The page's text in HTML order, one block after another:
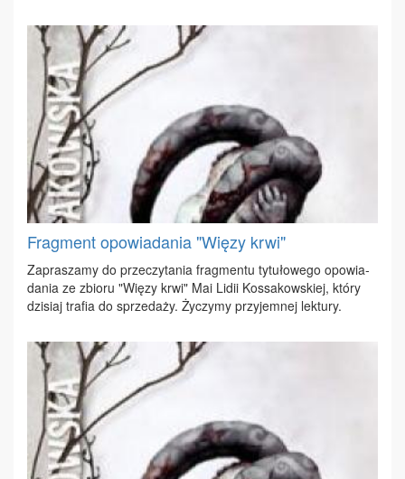
Fragment opowiadania "Więzy krwi"
Za­pra­sza­my do prze­czy­ta­nia frag­men­tu ty­tu­ło­we­go opo­wia­
da­nia ze zbio­ru "Wię­zy krwi" Mai Li­dii Kos­sa­kow­skiej, któ­ry
dzi­siaj tra­fia do sprze­da­ży. Ży­czy­my przy­jem­nej lek­tu­ry.